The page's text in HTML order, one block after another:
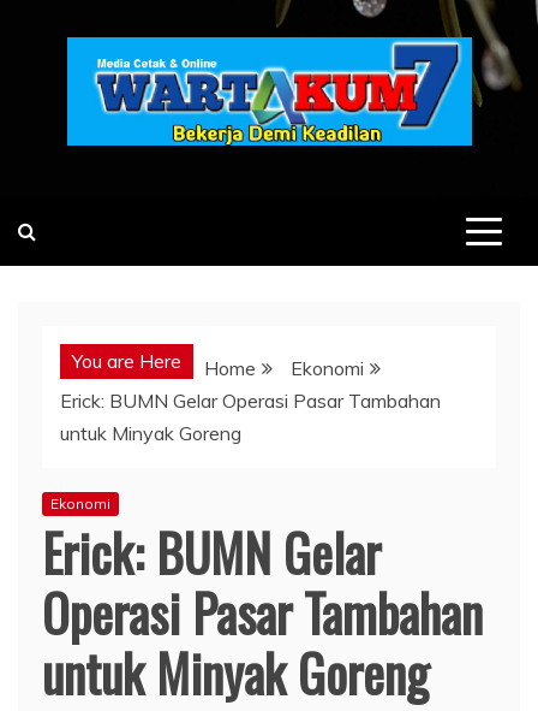
You are Here Home
Ekonomi
Erick: BUMN Gelar Operasi Pasar Tambahan
untuk Minyak Goreng
Ekonomi
Erick: BUMN Gelar
Operasi Pasar Tambahan
untuk Minyak Goreng